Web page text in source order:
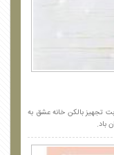
تجهیز بالکن خانه عشق به
باد.